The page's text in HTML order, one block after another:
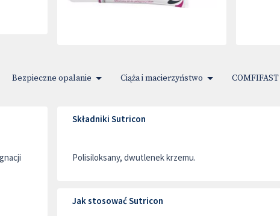
Bezpieczne opalanie Ciąża i macierzyństwo
Składniki Sutricon
Polisiloksany, dwutlenek krzemu.
Jak stosować Sutricon